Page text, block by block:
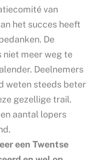
van
het succes heeft
De
niet meer weg te
Deelnemers
weten steeds beter
gezellige trail.
aantal lopers
een Twentse